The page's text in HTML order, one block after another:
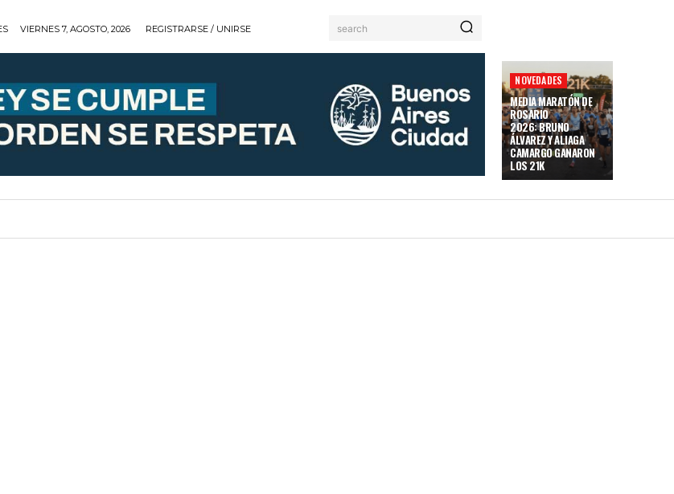
VIERNES 7, AGOSTO, 2026 REGISTRARSE / UNIRSE search
NOVEDADES
MEDIA MARATÓN DE
ROSARIO
2026: BRUNO
ÁLVAREZ Y ALIAGA
CAMARGO GANARON
LOS 21K